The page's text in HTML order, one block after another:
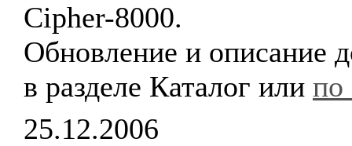
Cipher-8000.
Обновление и описание
в разделе Каталог или по
25.12.2006